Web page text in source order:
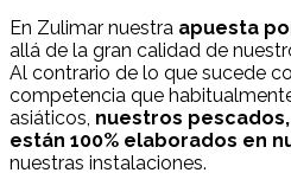
En Zulimar nuestra apuesta
allá de la gran calidad de
Al contrario de lo que sucede
competencia que
asiáticos, nuestros
están 100% elaborados en
nuestras instalaciones.